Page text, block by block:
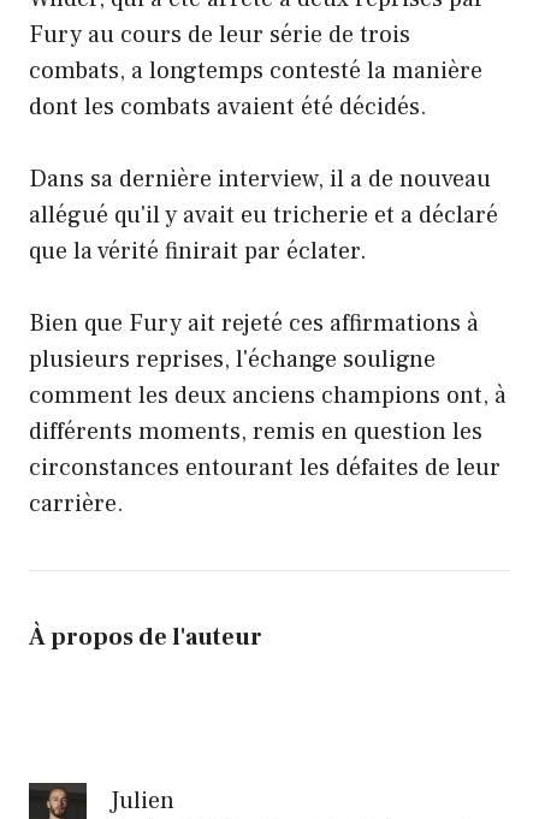
Fury au cours de leur série de trois
combats, a longtemps contesté la manière
dont les combats avaient été décidés.
Dans sa dernière interview, il a de nouveau
allégué qu'il y avait eu tricherie et a déclaré
que la vérité finirait par éclater.
Bien que Fury ait rejeté ces affirmations à
plusieurs reprises, l'échange souligne
comment les deux anciens champions ont, à
différents moments, remis en question les
circonstances entourant les défaites de leur
carrière.
À propos de l'auteur
Julien